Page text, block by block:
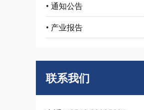
• 通知公告
• 产业报告
联系我们